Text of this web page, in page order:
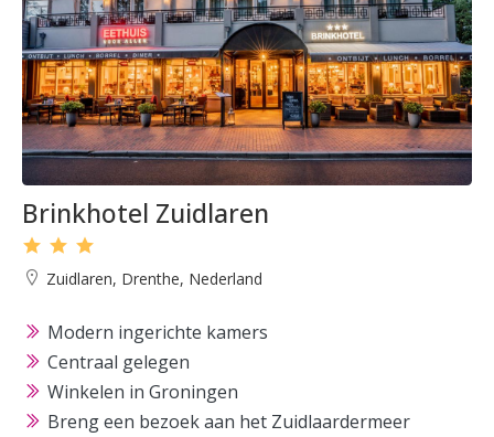
Brinkhotel Zuidlaren
Zuidlaren, Drenthe, Nederland
Modern ingerichte kamers
Centraal gelegen
Winkelen in Groningen
Breng een bezoek aan het Zuidlaardermeer